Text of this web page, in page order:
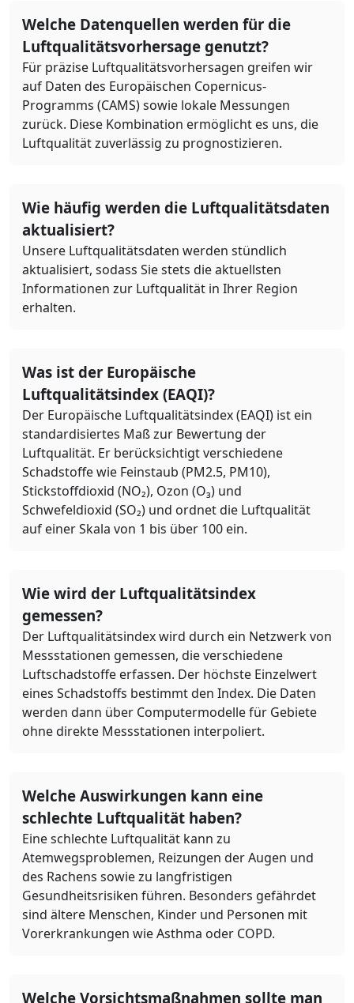
Welche Datenquellen werden für die
Luftqualitätsvorhersage genutzt?
Für präzise Luftqualitätsvorhersagen greifen wir
auf Daten des Europäischen Copernicus-
Programms (CAMS) sowie lokale Messungen
zurück. Diese Kombination ermöglicht es uns, die
Luftqualität zuverlässig zu prognostizieren.
Wie häufig werden die Luftqualitätsdaten
aktualisiert?
Unsere Luftqualitätsdaten werden stündlich
aktualisiert, sodass Sie stets die aktuellsten
Informationen zur Luftqualität in Ihrer Region
erhalten.
Was ist der Europäische
Luftqualitätsindex (EAQI)?
Der Europäische Luftqualitätsindex (EAQI) ist ein
standardisiertes Maß zur Bewertung der
Luftqualität. Er berücksichtigt verschiedene
Schadstoffe wie Feinstaub (PM2.5, PM10),
Stickstoffdioxid (NO₂), Ozon (O₃) und
Schwefeldioxid (SO₂) und ordnet die Luftqualität
auf einer Skala von 1 bis über 100 ein.
Wie wird der Luftqualitätsindex
gemessen?
Der Luftqualitätsindex wird durch ein Netzwerk von
Messstationen gemessen, die verschiedene
Luftschadstoffe erfassen. Der höchste Einzelwert
eines Schadstoffs bestimmt den Index. Die Daten
werden dann über Computermodelle für Gebiete
ohne direkte Messstationen interpoliert.
Welche Auswirkungen kann eine
schlechte Luftqualität haben?
Eine schlechte Luftqualität kann zu
Atemwegsproblemen, Reizungen der Augen und
des Rachens sowie zu langfristigen
Gesundheitsrisiken führen. Besonders gefährdet
sind ältere Menschen, Kinder und Personen mit
Vorerkrankungen wie Asthma oder COPD.
Welche Vorsichtsmaßnahmen sollte man